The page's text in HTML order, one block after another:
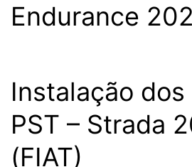
Endurance
Instalação dos
PST – Strada
(FIAT)